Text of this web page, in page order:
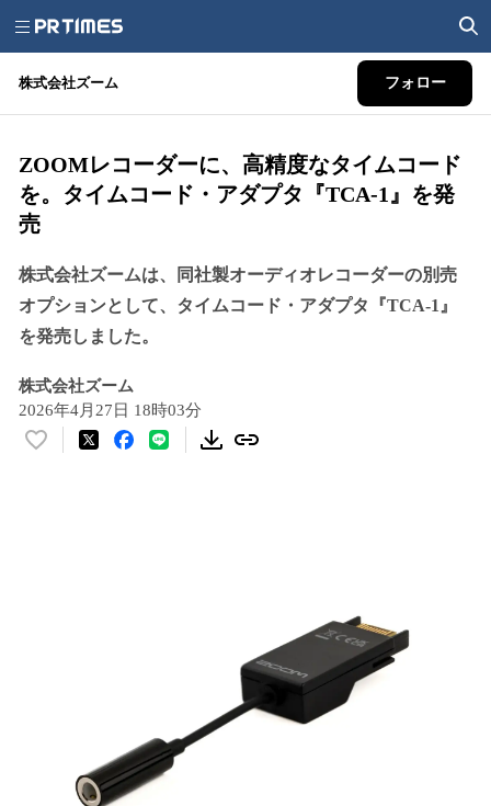
株式会社ズーム フォロー
ZOOMレコーダーに、高精度なタイムコード
を。タイムコード・アダプタ『TCA-1』を発
売
株式会社ズームは、同社製オーディオレコーダーの別売
オプションとして、タイムコード・アダプタ『TCA-1』
を発売しました。
株式会社ズーム
2026年4月27日 18時03分
い